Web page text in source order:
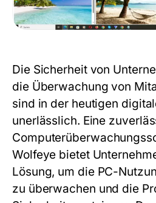
Die Sicherheit von
die Überwachung von
sind in der heutigen
unerlässlich. Eine
Wolfeye bietet
Lösung, um die PC-
zu überwachen und die